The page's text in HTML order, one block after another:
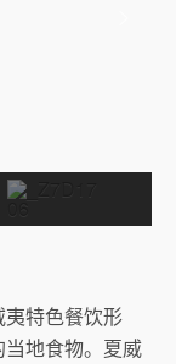
特色餐饮形
地食物。夏威